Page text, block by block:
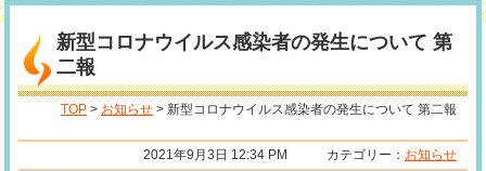
新型コロナウイルス感染者の発生について 第
二報
TOP > お知らせ > 新型コロナウイルス感染者の発生について 第二報
2021年9月3日 12:34 PM カテゴリー： お知らせ